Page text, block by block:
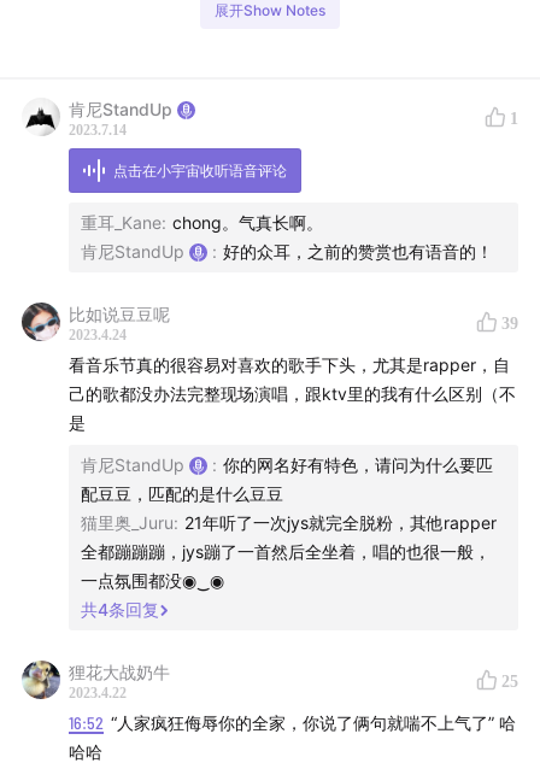
要求过低！说唱现场只要真唱就能拿好评？
零星骗子：组团假唱Travis Scott，跑调电鳗
Offset，划水懒狗Lil Uzi Vert
一星集结：各国臭鱼烂虾齐聚一堂快乐假唱
二星及格：找不着北Cardi B，只顾跳水Rae
如跳舞DaBaby，颜面尽失Fat Joe（一怒之下改为一星）
负星泰酷辣：亡灵战士Ski Mask the Slump God
四星好评：慢板说唱Rick Ross，Trap之光Ferg
场舞
｜相关单集｜
展开Show Notes
肯尼StandUp
2023.7.14
1
点击在小宇宙收听语音评论
重耳_Kane: chong。气真长啊。
肯尼StandUp
: 好的众耳，之前的赞赏也有语音的！
比如说豆豆呢
2023.4.24
39
看音乐节真的很容易对喜欢的歌手下头，尤其是rapper，自
己的歌都没办法完整现场演唱，跟ktv里的我有什么区别（不
是
肯尼StandUp : 你的网名好有特色，请问为什么要匹
配豆豆，匹配的是什么豆豆
猫里奥_Juru: 21年听了一次jys就完全脱粉，其他rapper
全都蹦蹦蹦，jys蹦了一首然后全坐着，唱的也很一般，
一点氛围都没◉‿◉
共4条回复
狸花大战奶牛
2023.4.22
25
16:52 “人家疯狂侮辱你的全家，你说了俩句就喘不上气了” 哈
哈哈